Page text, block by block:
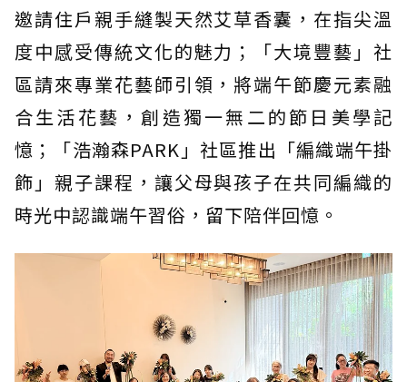
邀請住戶親手縫製天然艾草香囊，在指尖溫
度中感受傳統文化的魅力；「大境豐藝」社
區請來專業花藝師引領，將端午節慶元素融
合生活花藝，創造獨一無二的節日美學記
憶；「浩瀚森PARK」社區推出「編織端午掛
飾」親子課程，讓父母與孩子在共同編織的
時光中認識端午習俗，留下陪伴回憶。